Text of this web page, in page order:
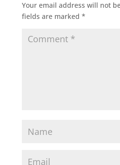
Your email address will not
fields are marked *